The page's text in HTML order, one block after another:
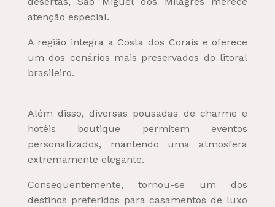
atenção especial.
A região integra a Costa dos Corais e oferece
um dos cenários mais preservados do litoral
brasileiro.
Além disso, diversas pousadas de charme e
hotéis boutique permitem eventos
personalizados, mantendo uma atmosfera
extremamente elegante.
Consequentemente, tornou-se um dos
destinos preferidos para casamentos de luxo